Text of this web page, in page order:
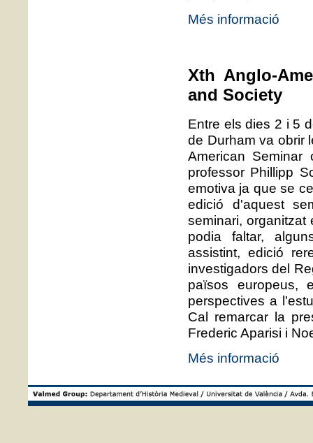
Més informació
Xth Anglo-
and Society
Entre els dies 2 i 5
de Durham va obrir
American Seminar
professor Phillipp
emotiva ja que se
edició d'aquest
seminari, organitzat
podia faltar,
assistint, edició
investigadors del
països europeus,
perspectives a
Cal remarcar la
Frederic Aparisi i
Més informació